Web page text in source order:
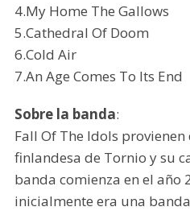
4.My Home The Gallows
5.Cathedral Of Doom
6.Cold Air
7.An Age Comes To Its End
Sobre la banda:
Fall Of The Idols
finlandesa de Tornio y su
banda comienza en el año
inicialmente era una